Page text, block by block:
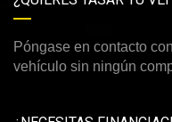
Póngase en contacto
vehículo sin ningún